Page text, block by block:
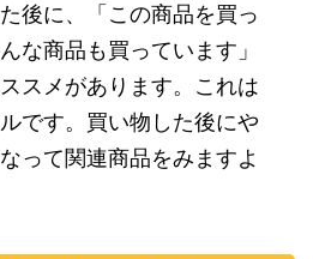
後に、「この商品を買っ
な商品も買っています」
スメがあります。これは
です。買い物した後にや
って関連商品をみますよ